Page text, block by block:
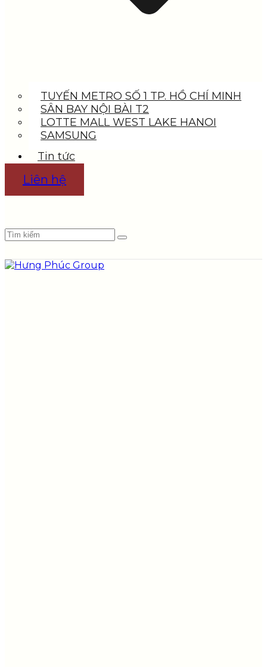
TUYẾN METRO SỐ 1 TP. HỒ CHÍ MINH
SÂN BAY NỘI BÀI T2
LOTTE MALL WEST LAKE HANOI
SAMSUNG
Tin tức
Liên hệ